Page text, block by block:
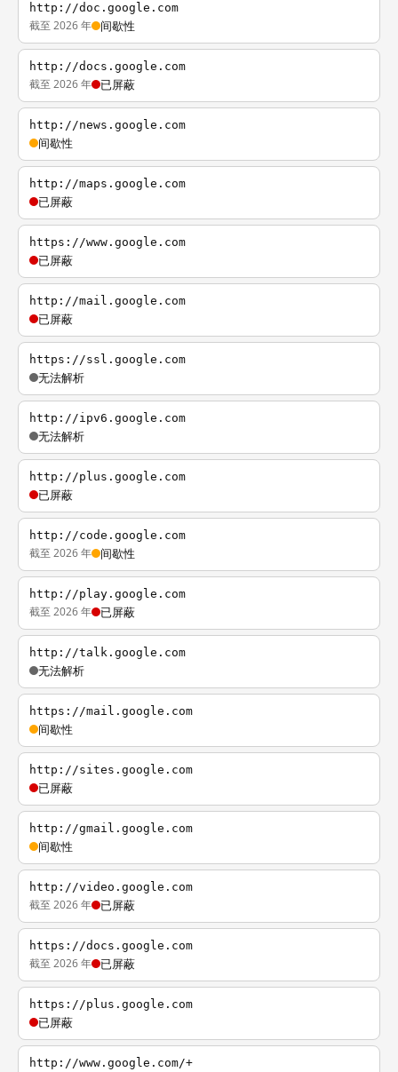
http://doc.google.com
截至 2026 年 间歇性
http://docs.google.com
截至 2026 年 已屏蔽
http://news.google.com
间歇性
http://maps.google.com
已屏蔽
https://www.google.com
已屏蔽
http://mail.google.com
已屏蔽
https://ssl.google.com
无法解析
http://ipv6.google.com
无法解析
http://plus.google.com
已屏蔽
http://code.google.com
截至 2026 年 间歇性
http://play.google.com
截至 2026 年 已屏蔽
http://talk.google.com
无法解析
https://mail.google.com
间歇性
http://sites.google.com
已屏蔽
http://gmail.google.com
间歇性
http://video.google.com
截至 2026 年 已屏蔽
https://docs.google.com
截至 2026 年 已屏蔽
https://plus.google.com
已屏蔽
http://www.google.com/+